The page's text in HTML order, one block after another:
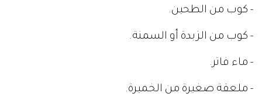
- كوب من الطحين.
- كوب من الزبدة أو السمنة.
- ماء فاتر.
- ملعقة صغيرة من الخميرة.